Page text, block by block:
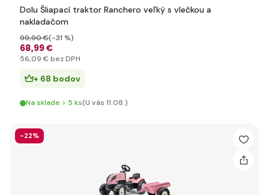
Dolu Šliapací traktor Ranchero veľký s vlečkou a
nakladačom
68,99 €
99,90 €(-31 %)
56,09 € bez DPH
+ 68 bodov
Na sklade > 5 ks(U vás 11.08.)
-22%